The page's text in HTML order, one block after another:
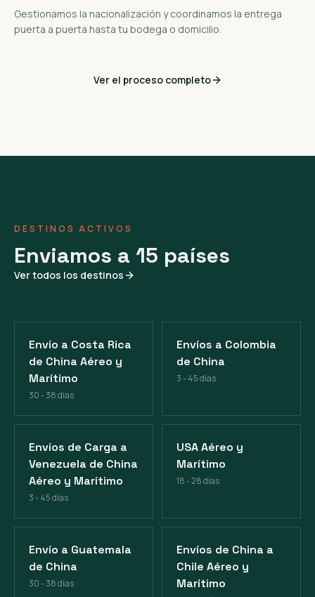
Gestionamos la nacionalización y coordinamos la entrega
puerta a puerta hasta tu bodega o domicilio.
Ver el proceso completo
DESTINOS ACTIVOS
Enviamos a 15 países
Ver todos los destinos
Envío a Costa Rica
de China Aéreo y
Marítimo
30 - 38 días
Envíos a Colombia
de China
3 - 45 días
Envíos de Carga a
Venezuela de China
Aéreo y Marítimo
3 - 45 días
USA Aéreo y
Marítimo
18 - 28 días
Envío a Guatemala
de China
30 - 38 días
Envíos de China a
Chile Aéreo y
Marítimo